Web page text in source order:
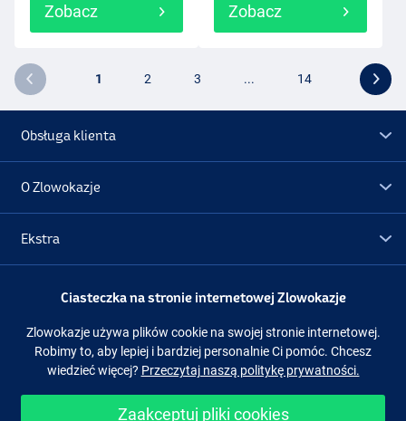
Zobacz Zobacz
1 2 3 ... 14
Obsługa klienta
O Zlowokazje
Ekstra
Promocje
Obserwuj nas Facebook Instagram
Ciasteczka na stronie internetowej Zlowokazje
Zlowokazje używa plików cookie na swojej stronie internetowej.
Robimy to, aby lepiej i bardziej personalnie Ci pomóc. Chcesz
wiedzieć więcej? Przeczytaj naszą politykę prywatności.
Zaakceptuj pliki cookies